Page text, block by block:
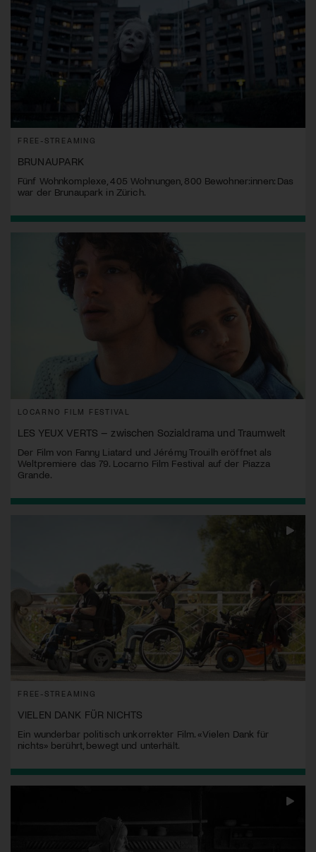
FREE-STREAMING
BRUNAUPARK
Fünf Wohnkomplexe, 405 Wohnungen, 800 Bewohner:innen: Das
war der Brunaupark in Zürich.
LOCARNO FILM FESTIVAL
LES YEUX VERTS – zwischen Sozialdrama und Traumwelt
Der Film von Fanny Liatard und Jérémy Trouilh eröffnet als
Weltpremiere das 79. Locarno Film Festival auf der Piazza
Grande.
FREE-STREAMING
VIELEN DANK FÜR NICHTS
Ein wunderbar politisch unkorrekter Film. «Vielen Dank für
nichts» berührt, bewegt und unterhält.